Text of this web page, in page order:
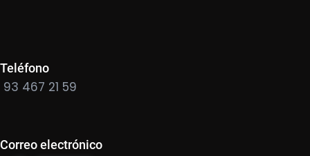
Teléfono
93 467 21 59
Correo electrónico